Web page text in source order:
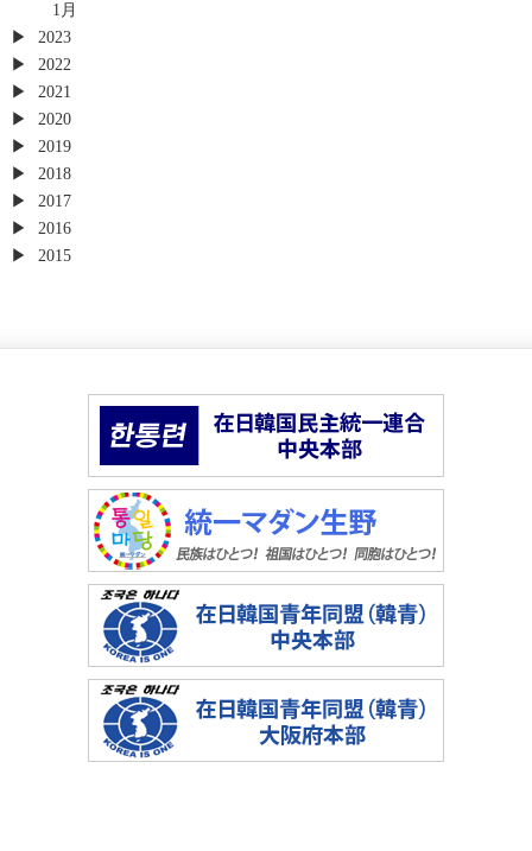
1月
2023
2022
2021
2020
2019
2018
2017
2016
2015